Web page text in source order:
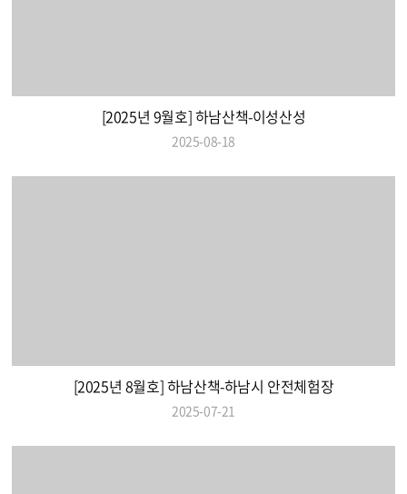
[2025년 9월호] 하남산책-이성산성
2025-08-18
[2025년 8월호] 하남산책-하남시 안전체험장
2025-07-21